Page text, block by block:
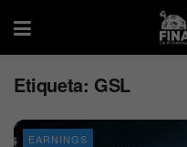
Etiqueta: GSL
EARNINGS